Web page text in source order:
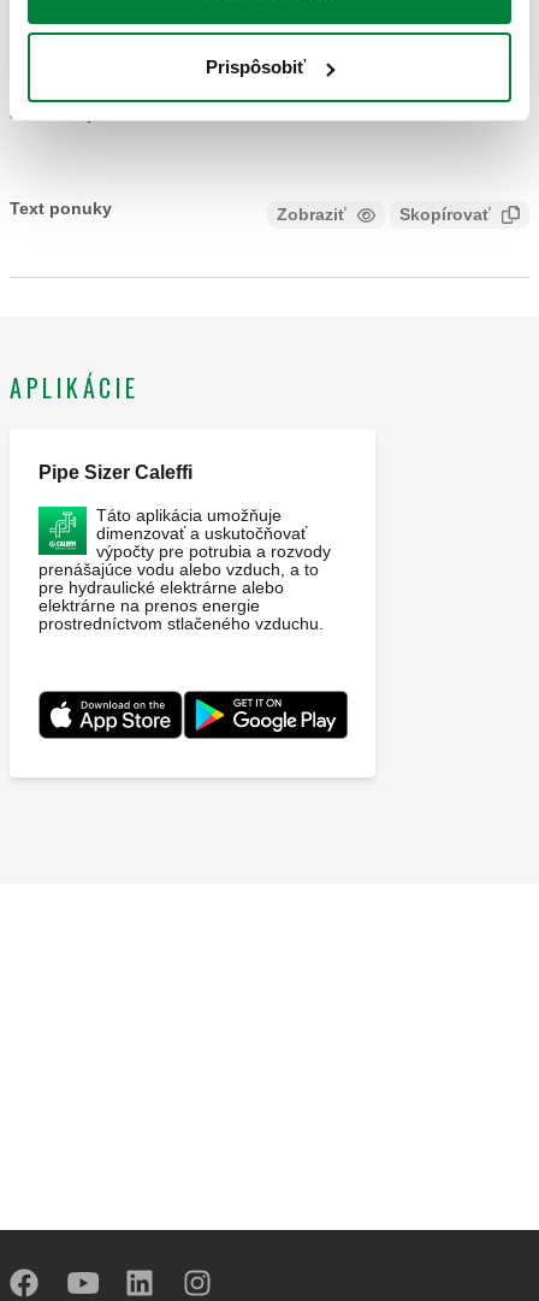
Prispôsobiť
687110
radiálna prípojka
100 mm
3D modely
Text ponuky Zobraziť Skopírovať
merača teploty: -30–50 °C.
APLIKÁCIE
Pipe Sizer Caleffi
Táto aplikácia umožňuje
dimenzovať a uskutočňovať
výpočty pre potrubia a rozvody
prenášajúce vodu alebo vzduch, a to
pre hydraulické elektrárne alebo
elektrárne na prenos energie
prostredníctvom stlačeného vzduchu.